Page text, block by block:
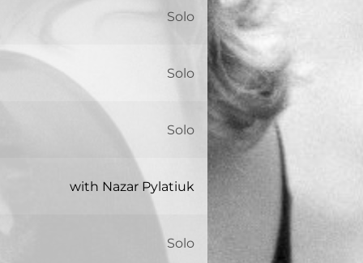
Solo
Solo
Solo
with Nazar Pylatiuk
Solo